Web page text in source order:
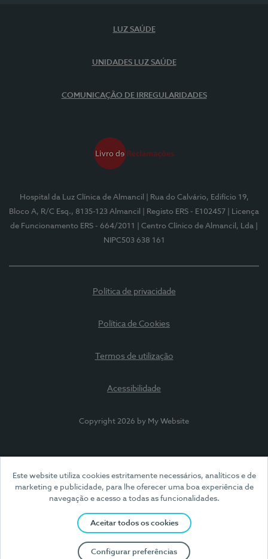
Este website utiliza cookies estritamente necessários, analíticos e de
marketing e publicidade, para lhe oferecer uma boa experiência de
navegação e acesso a todas as funcionalidades.
Aceitar todos os cookies
Configurar preferências
LUZ SAÚDE
UNIDADES LUZ SAÚDE
COMUNICAÇÃO DE IRREGULARIDADES
Hospital da Luz Clínica de Almancil
| Rua do Calvário, Edifício 19,
Bloco A, R/C Esq., 8135-123 Almancil
| Registo ERS - E102457
| Licença
de Funcionamento ERS - 664/2011
| Centro Clínico de Almancil, Lda
NIPC503 638 161
Política de privacidade
Política de Cookies
Termos de utilização
Acessibilidade
Copyright 2026 by My Website